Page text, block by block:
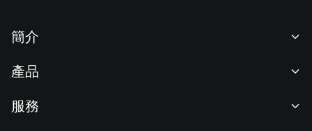
簡介
新聞中心
產品
服務